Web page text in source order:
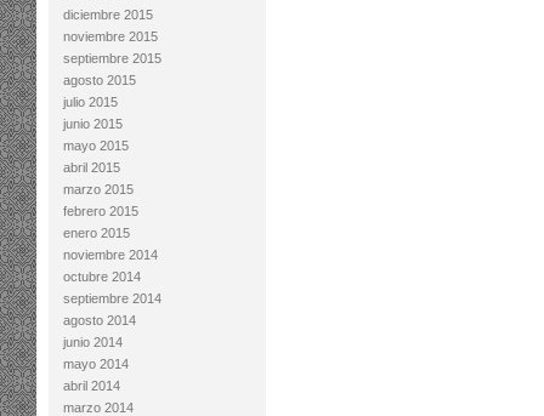
diciembre 2015
noviembre 2015
septiembre 2015
agosto 2015
julio 2015
junio 2015
mayo 2015
abril 2015
marzo 2015
febrero 2015
enero 2015
noviembre 2014
octubre 2014
septiembre 2014
agosto 2014
junio 2014
mayo 2014
abril 2014
marzo 2014